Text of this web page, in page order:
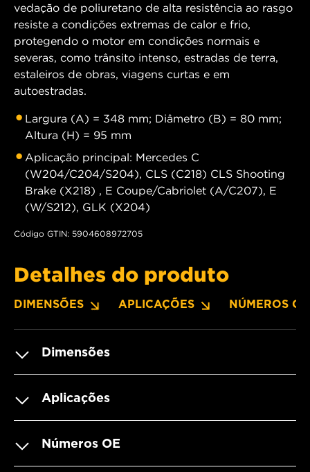
vedação de poliuretano de alta resistência ao rasgo
resiste a condições extremas de calor e frio,
protegendo o motor em condições normais e
severas, como trânsito intenso, estradas de terra,
estaleiros de obras, viagens curtas e em
autoestradas.
Largura (A) = 348 mm; Diâmetro (B) = 80 mm;
Altura (H) = 95 mm
Aplicação principal: Mercedes C
(W204/C204/S204), CLS (C218) CLS Shooting
Brake (X218) , E Coupe/Cabriolet (A/C207), E
(W/S212), GLK (X204)
Código GTIN: 5904608972705
Detalhes do produto
DIMENSÕES APLICAÇÕES NÚMEROS OE
Dimensões
Aplicações
Números OE